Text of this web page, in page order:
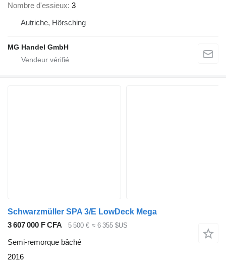
Nombre d'essieux 3
Autriche, Hörsching
MG Handel GmbH
Schwarzmüller SPA 3/E LowDeck Mega
3 607 000 F CFA
5 500 € ≈ 6 355 $US
Semi-remorque bâché
2016